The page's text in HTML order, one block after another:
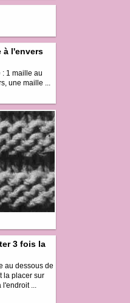
à l'envers
: 1 maille au
une maille ...
3 fois la
au dessous de
la placer sur
l'endroit ...